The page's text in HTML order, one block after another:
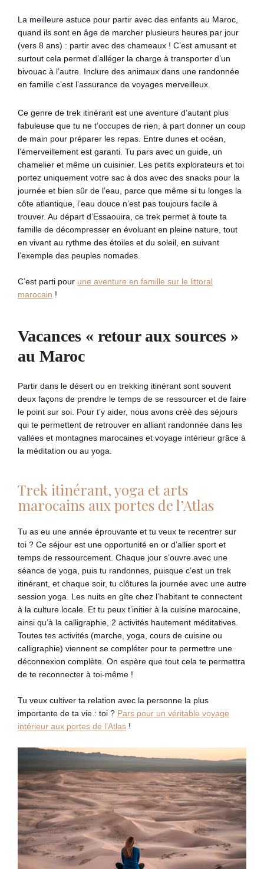
La meilleure astuce pour partir avec des enfants au Maroc,
quand ils sont en âge de marcher plusieurs heures par jour
(vers 8 ans) : partir avec des chameaux ! C’est amusant et
surtout cela permet d’alléger la charge à transporter d’un
bivouac à l’autre. Inclure des animaux dans une randonnée
en famille c’est l’assurance de voyages merveilleux.
Ce genre de trek itinérant est une aventure d’autant plus
fabuleuse que tu ne t’occupes de rien, à part donner un coup
de main pour préparer les repas. Entre dunes et océan,
l’émerveillement est garanti. Tu pars avec un guide, un
chamelier et même un cuisinier. Les petits explorateurs et toi
portez uniquement votre sac à dos avec des snacks pour la
journée et bien sûr de l’eau, parce que même si tu longes la
côte atlantique, l’eau douce n’est pas toujours facile à
trouver. Au départ d’Essaouira, ce trek permet à toute ta
famille de décompresser en évoluant en pleine nature, tout
en vivant au rythme des étoiles et du soleil, en suivant
l’exemple des peuples nomades.
C’est parti pour une aventure en famille sur le littoral
marocain !
Vacances « retour aux sources »
au Maroc
Partir dans le désert ou en trekking itinérant sont souvent
deux façons de prendre le temps de se ressourcer et de faire
le point sur soi. Pour t’y aider, nous avons créé des séjours
qui te permettent de retrouver en alliant randonnée dans les
vallées et montagnes marocaines et voyage intérieur grâce à
la méditation ou au yoga.
Trek itinérant, yoga et arts
marocains aux portes de l’Atlas
Tu as eu une année éprouvante et tu veux te recentrer sur
toi ? Ce séjour est une opportunité en or d’allier sport et
temps de ressourcement. Chaque jour s’ouvre avec une
séance de yoga, puis tu randonnes, puisque c’est un trek
itinérant, et chaque soir, tu clôtures la journée avec une autre
session yoga. Les nuits en gîte chez l’habitant te connectent
à la culture locale. Et tu peux t’initier à la cuisine marocaine,
ainsi qu’à la calligraphie, 2 activités hautement méditatives.
Toutes tes activités (marche, yoga, cours de cuisine ou
calligraphie) viennent se compléter pour te permettre une
déconnexion complète. On espère que tout cela te permettra
de te reconnecter à toi-même !
Tu veux cultiver ta relation avec la personne la plus
importante de ta vie : toi ? Pars pour un véritable voyage
intérieur aux portes de l’Atlas !